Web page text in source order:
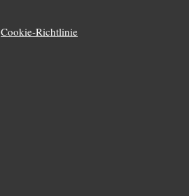
Cookie-Richtlinie